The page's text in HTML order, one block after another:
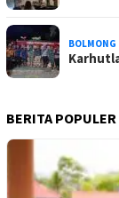
BOLMONG
BERITA POPULER